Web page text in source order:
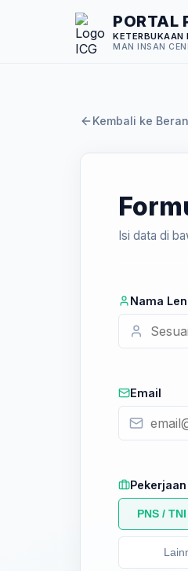
PORTAL
KETERBUKAAN
MAN INSAN
Kembali ke
Isi data di
Nama
Email
Pekerjaan
PNS /